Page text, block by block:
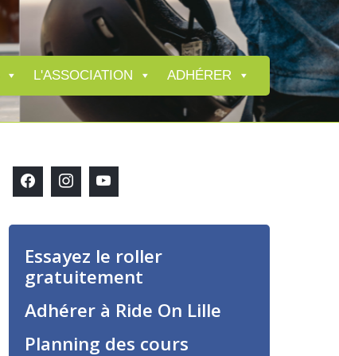
L'ASSOCIATION ADHÉRER
Essayez le roller
gratuitement
Adhérer à Ride On Lille
Planning des cours